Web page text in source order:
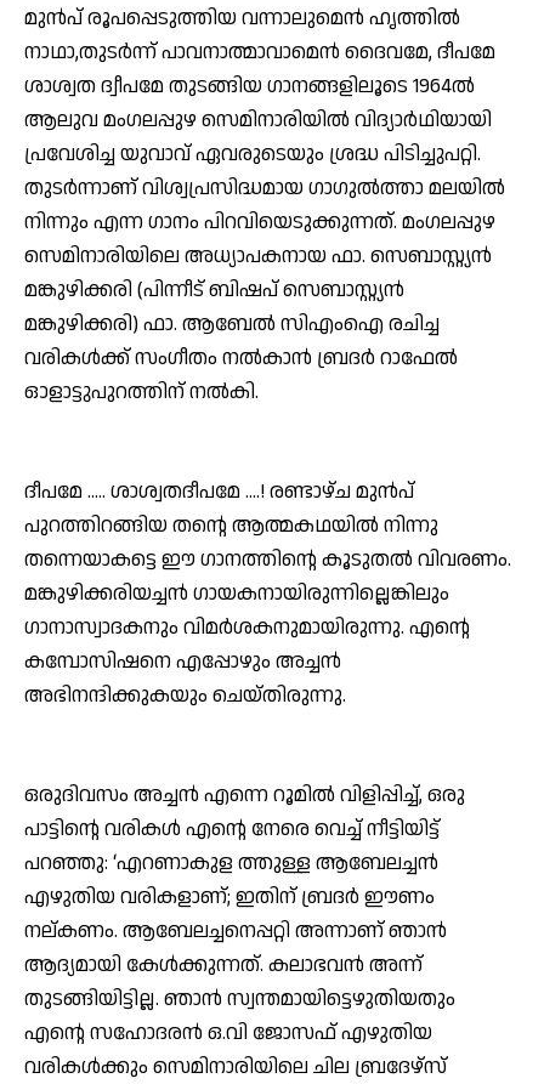
മുന്‍പ് രൂപപ്പെടുത്തിയ വന്നാലുമെന്‍ ഹൃത്തില്‍
നാഥാ,തുടര്‍ന്ന് പാവനാത്മാവാമെന്‍ ദൈവമേ, ദീപമേ
ശാശ്വത ദ്വീപമേ തുടങ്ങിയ ഗാനങ്ങളിലൂടെ 1964ല്‍
ആലുവ മംഗലപ്പുഴ സെമിനാരിയില്‍ വിദ്യാര്‍ഥിയായി
പ്രവേശിച്ച യുവാവ് ഏവരുടെയും ശ്രദ്ധ പിടിച്ചുപറ്റി.
തുടര്‍ന്നാണ് വിശ്വപ്രസിദ്ധമായ ഗാഗുല്‍ത്താ മലയില്‍
നിന്നും എന്ന ഗാനം പിറവിയെടുക്കുന്നത്. മംഗലപ്പുഴ
സെമിനാരിയിലെ അധ്യാപകനായ ഫാ. സെബാസ്റ്റ്യന്‍
മങ്കുഴിക്കരി (പിന്നീട് ബിഷപ് സെബാസ്റ്റ്യന്‍
മങ്കുഴിക്കരി) ഫാ. ആബേല്‍ സിഎംഐ രചിച്ച
വരികള്‍ക്ക് സംഗീതം നല്‍കാന്‍ ബ്രദര്‍ റാഫേല്‍
ഓളാട്ടുപുറത്തിന് നല്‍കി.
ദീപമേ ….. ശാശ്വതദീപമേ ….! രണ്ടാഴ്ച മുന്‍പ്
പുറത്തിറങ്ങിയ തന്റെ ആത്മകഥയില്‍ നിന്നു
തന്നെയാകട്ടെ ഈ ഗാനത്തിന്റെ കൂടുതല്‍ വിവരണം.
മങ്കുഴിക്കരിയച്ചന്‍ ഗായകനായിരുന്നില്ലെങ്കിലും
ഗാനാസ്വാദകനും വിമര്‍ശകനുമായിരുന്നു. എന്റെ
കമ്പോസിഷനെ എപ്പോഴും അച്ചന്‍
അഭിനന്ദിക്കുകയും ചെയ്തിരുന്നു.
ഒരുദിവസം അച്ചന്‍ എന്നെ റൂമില്‍ വിളിപ്പിച്ച്, ഒരു
പാട്ടിന്റെ വരികള്‍ എന്റെ നേരെ വെച്ച് നീട്ടിയിട്ട്
പറഞ്ഞു: ‘എറണാകുള ത്തുള്ള ആബേലച്ചന്‍
എഴുതിയ വരികളാണ്; ഇതിന് ബ്രദര്‍ ഈണം
നല്കണം. ആബേലച്ചനെപ്പറ്റി അന്നാണ് ഞാന്‍
ആദ്യമായി കേള്‍ക്കുന്നത്. കലാഭവന്‍ അന്ന്
തുടങ്ങിയിട്ടില്ല. ഞാന്‍ സ്വന്തമായിട്ടെഴുതിയതും
എന്റെ സഹോദരന്‍ ഒ.വി ജോസഫ് എഴുതിയ
വരികള്‍ക്കും സെമിനാരിയിലെ ചില ബ്രദേഴ്സ്